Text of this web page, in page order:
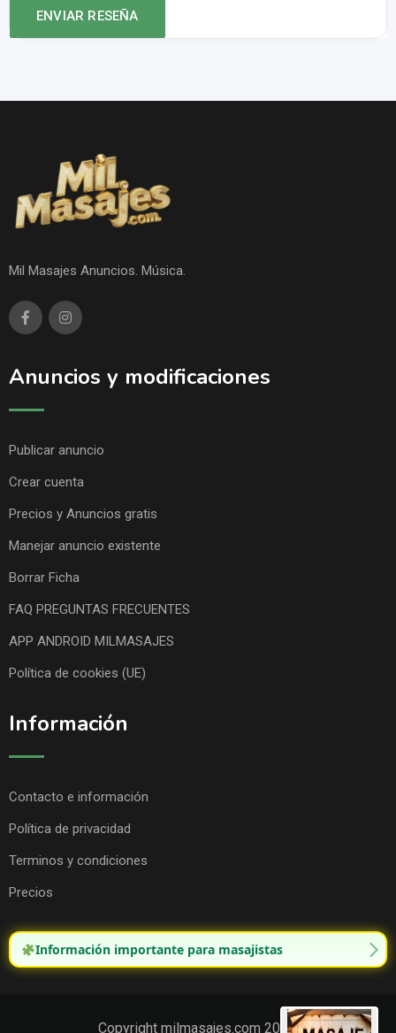
Mil Masajes Anuncios. Música.
Anuncios y modificaciones
Publicar anuncio
Crear cuenta
Precios y Anuncios gratis
Manejar anuncio existente
Borrar Ficha
FAQ PREGUNTAS FRECUENTES
APP ANDROID MILMASAJES
Política de cookies (UE)
Información
Contacto e información
Política de privacidad
Terminos y condiciones
Precios
Información importante para masajistas
Copyright milmasajes.com 2025.